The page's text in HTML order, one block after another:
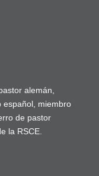
alemán,
español, miembro
de pastor
la RSCE.